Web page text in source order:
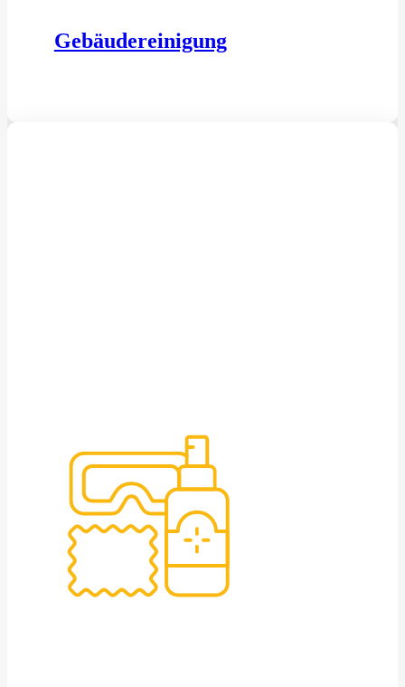
Gebäudereinigung